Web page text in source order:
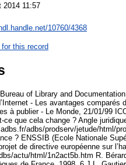
2014 11:57
10760/4368
this record
of Library and
- Les avantages
à publier - Le Monde, 21/01/99
ce que cela change ? Angle
adbs/prodserv/jetude/html/
? ENSSIB (Ecole Nationale
de directive européenne sur
actu/html/1n2act5b.htm R.